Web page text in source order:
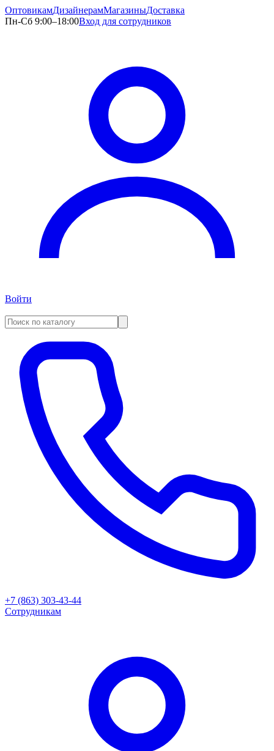
ОптовикамДизайнерамМагазиныДоставка
Пн-Сб 9:00–18:00Вход для сотрудников
Войти
+7 (863) 303-43-44
Сотрудникам